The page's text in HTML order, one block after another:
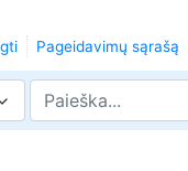
Pageidavimų sąrašą